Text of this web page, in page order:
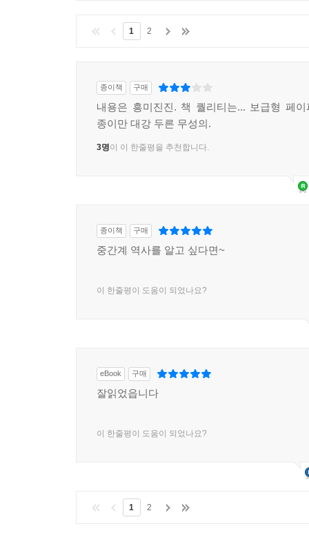
1 2
종이책 구매
내용은 흥미진진. 책 퀄리티는... 보급형 페이
종이만 대강 두른 무성의.
3명이 이 한줄평을 추천합니다.
종이책 구매
중간계 역사를 알고 싶다면~
이 한줄평이 도움이 되었나요?
eBook 구매
잘읽었읍니다
이 한줄평이 도움이 되었나요?
1 2